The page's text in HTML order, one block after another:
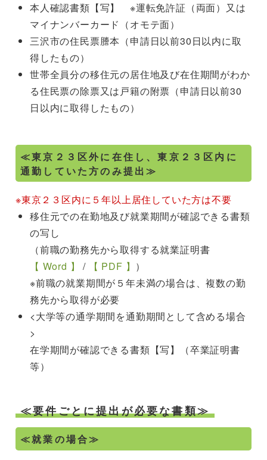
本人確認書類【写】 ※運転免許証（両面）又は
マイナンバーカード（オモテ面）
三沢市の住民票謄本（申請日以前30日以内に取
得したもの）
世帯全員分の移住元の居住地及び在住期間がわか
る住民票の除票又は戸籍の附票（申請日以前30
日以内に取得したもの）
≪東京２３区外に在住し、東京２３区内に
通勤していた方のみ提出≫
※東京２３区内に５年以上居住していた方は不要
移住元での在勤地及び就業期間が確認できる書類
の写し
（前職の勤務先から取得する就業証明書
【 Word 】
/ 【 PDF 】 ）
※前職の就業期間が５年未満の場合は、複数の勤
務先から取得が必要
<大学等の通学期間を通勤期間として含める場合
>
在学期間が確認できる書類【写】（卒業証明書
等）
≪要件ごとに提出が必要な書類≫
≪就業の場合≫